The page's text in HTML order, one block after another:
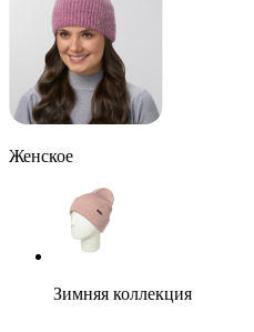
Женское
Зимняя коллекция